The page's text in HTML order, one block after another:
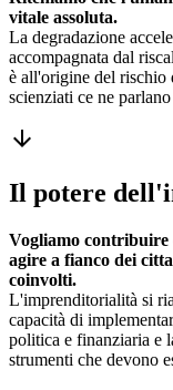
vitale assoluta.
La degradazione
accompagnata dal
è all'origine del rischio
scienziati ce ne
arrow_downward
Il potere
Vogliamo contribuire
agire a fianco dei
coinvolti.
L'imprenditorialità si
capacità di
politica e finanziaria e
strumenti che devono